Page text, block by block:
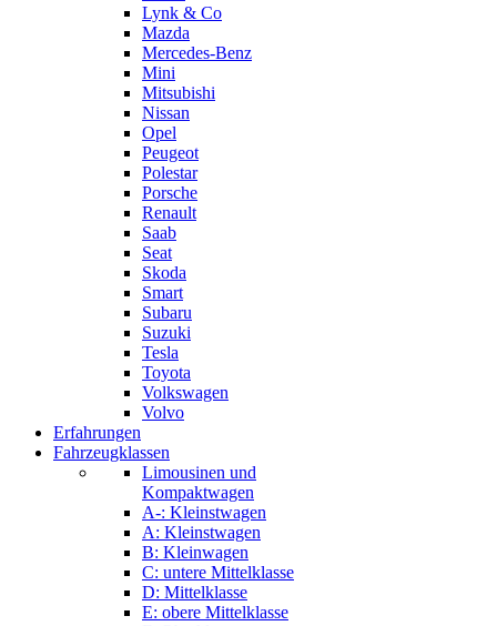
Lynk & Co
Mazda
Mercedes-Benz
Mini
Mitsubishi
Nissan
Opel
Peugeot
Polestar
Porsche
Renault
Saab
Seat
Skoda
Smart
Subaru
Suzuki
Tesla
Toyota
Volkswagen
Volvo
Erfahrungen
Fahrzeugklassen
Limousinen und
Kompaktwagen
A-: Kleinstwagen
A: Kleinstwagen
B: Kleinwagen
C: untere Mittelklasse
D: Mittelklasse
E: obere Mittelklasse